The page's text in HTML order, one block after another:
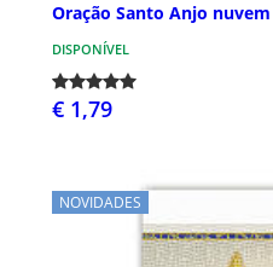
Oração Santo Anjo
DISPONÍVEL
€ 1,79
NOVIDADES